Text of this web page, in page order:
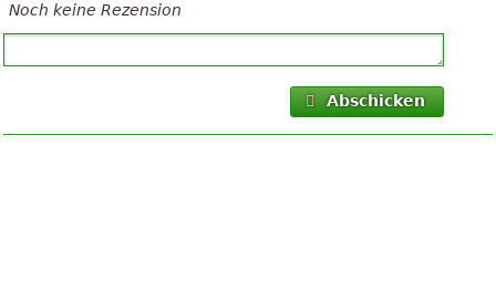
Noch keine Rezension
Abschicken